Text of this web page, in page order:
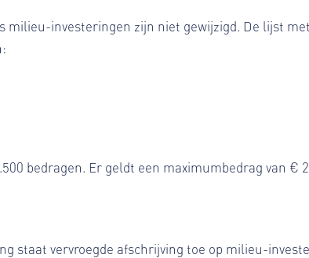
milieu-investeringen zijn niet gewijzigd. De lijst
bedragen. Er geldt een maximumbedrag van €
staat vervroegde afschrijving toe op milieu-